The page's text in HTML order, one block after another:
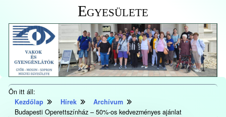
Egyesülete
Ön itt áll:
Kezdőlap
Hírek
Archívum
Budapesti Operettszínház – 50%-os kedvezményes ajánlat